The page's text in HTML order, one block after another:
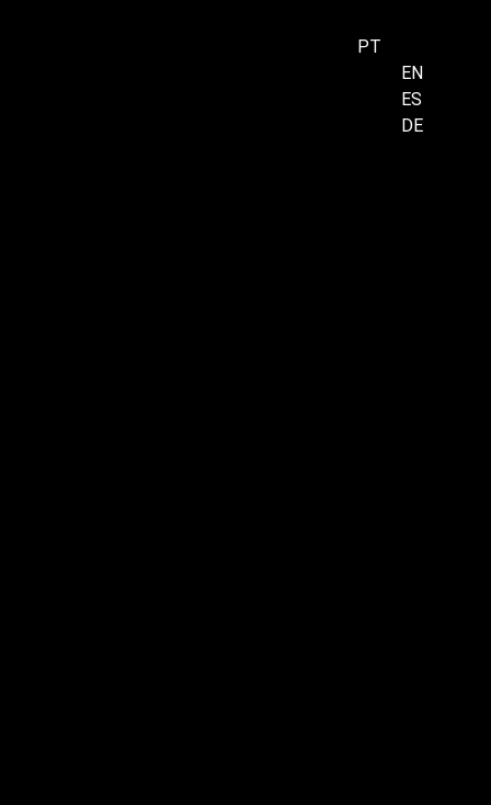
PT
EN
ES
DE